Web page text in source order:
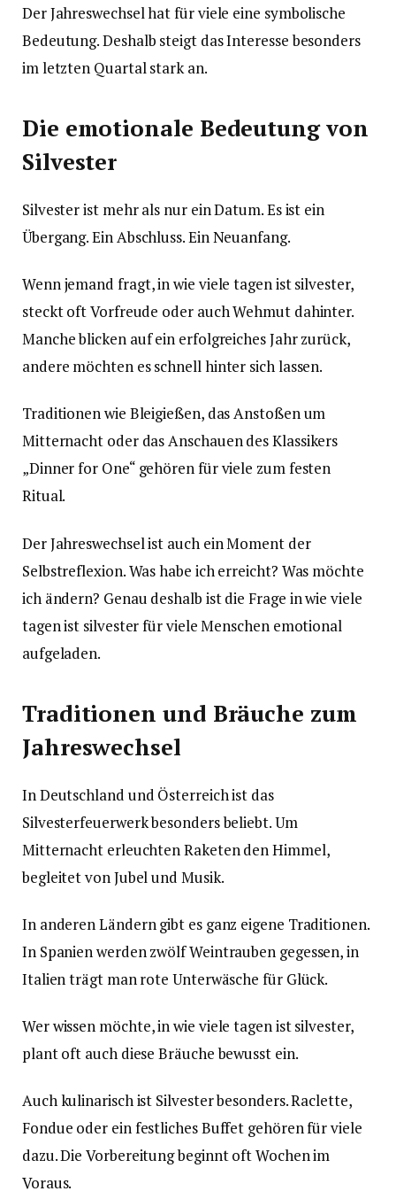
Der Jahreswechsel hat für viele eine symbolische
Bedeutung. Deshalb steigt das Interesse besonders
im letzten Quartal stark an.
Die emotionale Bedeutung von
Silvester
Silvester ist mehr als nur ein Datum. Es ist ein
Übergang. Ein Abschluss. Ein Neuanfang.
Wenn jemand fragt, in wie viele tagen ist silvester,
steckt oft Vorfreude oder auch Wehmut dahinter.
Manche blicken auf ein erfolgreiches Jahr zurück,
andere möchten es schnell hinter sich lassen.
Traditionen wie Bleigießen, das Anstoßen um
Mitternacht oder das Anschauen des Klassikers
„Dinner for One“ gehören für viele zum festen
Ritual.
Der Jahreswechsel ist auch ein Moment der
Selbstreflexion. Was habe ich erreicht? Was möchte
ich ändern? Genau deshalb ist die Frage in wie viele
tagen ist silvester für viele Menschen emotional
aufgeladen.
Traditionen und Bräuche zum
Jahreswechsel
In Deutschland und Österreich ist das
Silvesterfeuerwerk besonders beliebt. Um
Mitternacht erleuchten Raketen den Himmel,
begleitet von Jubel und Musik.
In anderen Ländern gibt es ganz eigene Traditionen.
In Spanien werden zwölf Weintrauben gegessen, in
Italien trägt man rote Unterwäsche für Glück.
Wer wissen möchte, in wie viele tagen ist silvester,
plant oft auch diese Bräuche bewusst ein.
Auch kulinarisch ist Silvester besonders. Raclette,
Fondue oder ein festliches Buffet gehören für viele
dazu. Die Vorbereitung beginnt oft Wochen im
Voraus.